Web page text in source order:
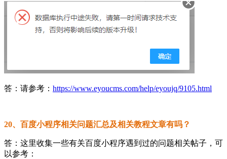
答：请参考： https://www.eyoucms.com/help/eyoujq/9105.html
20、百度小程序相关问题汇总及相关教程文章有吗？
答：这里收集一些有关百度小程序遇到过的问题相关帖子，可
以参考：